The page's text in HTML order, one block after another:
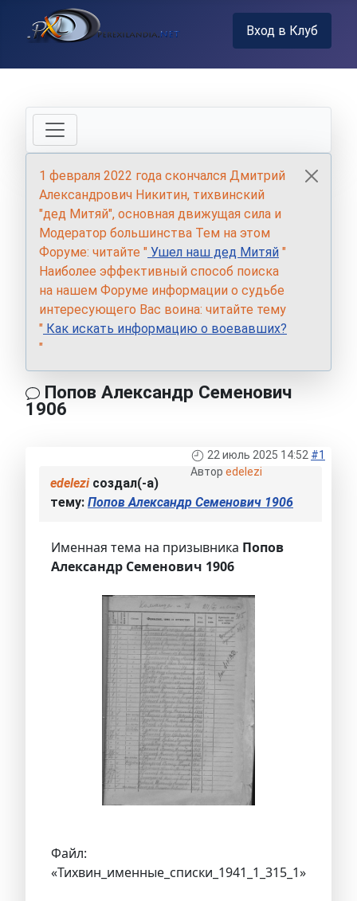
Вход в Клуб
1 февраля 2022 года скончался Дмитрий
Александрович Никитин, тихвинский
"дед Митяй", основная движущая сила и
Модератор большинства Тем на этом
Форуме: читайте " Ушел наш дед Митяй "
Наиболее эффективный способ поиска
на нашем Форуме информации о судьбе
интересующего Вас воина: читайте тему
" Как искать информацию о воевавших?
"
Попов Александр Семенович
1906
22 июль 2025 14:52 #1
Автор edelezi
edeleziсоздал(-а)
тему: Попов Александр Семенович 1906
Именная тема на призывника Попов
Александр Семенович 1906
Файл:
«Тихвин_именные_списки_1941_1_315_1»